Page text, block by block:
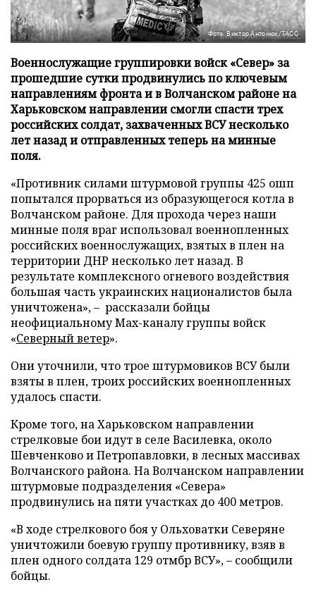
Фото: Виктор Антонюк/ТАСС
Военнослужащие группировки войск «Север» за
прошедшие сутки продвинулись по ключевым
направлениям фронта и в Волчанском районе на
Харьковском направлении смогли спасти трех
российских солдат, захваченных ВСУ несколько
лет назад и отправленных теперь на минные
поля.
«Противник силами штурмовой группы 425 ошп
попытался прорваться из образующегося котла в
Волчанском районе. Для прохода через наши
минные поля враг использовал военнопленных
российских военнослужащих, взятых в плен на
территории ДНР несколько лет назад. В
результате комплексного огневого воздействия
большая часть украинских националистов была
уничтожена», – рассказали бойцы
неофициальному Max-каналу группы войск
«Северный ветер».
Они уточнили, что трое штурмовиков ВСУ были
взяты в плен, троих российских военнопленных
удалось спасти.
Кроме того, на Харьковском направлении
стрелковые бои идут в селе Василевка, около
Шевченково и Петропавловки, в лесных массивах
Волчанского района. На Волчанском направлении
штурмовые подразделения «Севера»
продвинулись на пяти участках до 400 метров.
«В ходе стрелкового боя у Ольховатки Северяне
уничтожили боевую группу противнику, взяв в
плен одного солдата 129 отмбр ВСУ», – сообщили
бойцы.